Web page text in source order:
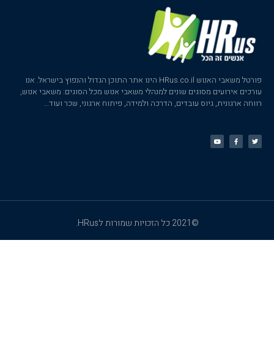
פורטל משאבי האנוש HRus.co.il הינו אתר התוכן הגדול והנפוץ בישראל. אנו
עורכים אירועים מסוגים שונים למנהלי משאבי אנוש מכל הסוגים: משאבי אנוש,
רווחה ארגונית, גיוס עובדים, הדרכה ולמידה, פיתוח ארגוני, שכר ועוד…
©2021 כל הזכויות שמורות לHRus.